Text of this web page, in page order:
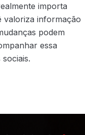
importa
valoriza informação
podem
essa